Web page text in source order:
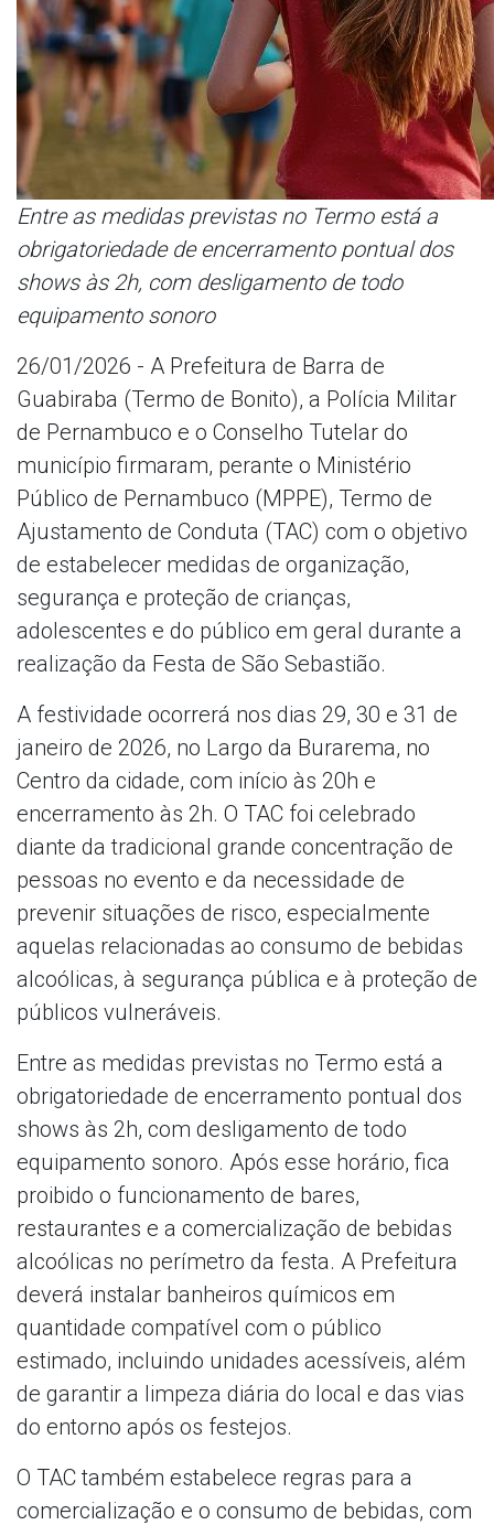
Entre as medidas previstas no Termo está a
obrigatoriedade de encerramento pontual dos
shows às 2h, com desligamento de todo
equipamento sonoro
26/01/2026 - A Prefeitura de Barra de
Guabiraba (Termo de Bonito), a Polícia Militar
de Pernambuco e o Conselho Tutelar do
município firmaram, perante o Ministério
Público de Pernambuco (MPPE), Termo de
Ajustamento de Conduta (TAC) com o objetivo
de estabelecer medidas de organização,
segurança e proteção de crianças,
adolescentes e do público em geral durante a
realização da Festa de São Sebastião.
A festividade ocorrerá nos dias 29, 30 e 31 de
janeiro de 2026, no Largo da Burarema, no
Centro da cidade, com início às 20h e
encerramento às 2h. O TAC foi celebrado
diante da tradicional grande concentração de
pessoas no evento e da necessidade de
prevenir situações de risco, especialmente
aquelas relacionadas ao consumo de bebidas
alcoólicas, à segurança pública e à proteção de
públicos vulneráveis.
Entre as medidas previstas no Termo está a
obrigatoriedade de encerramento pontual dos
shows às 2h, com desligamento de todo
equipamento sonoro. Após esse horário, fica
proibido o funcionamento de bares,
restaurantes e a comercialização de bebidas
alcoólicas no perímetro da festa. A Prefeitura
deverá instalar banheiros químicos em
quantidade compatível com o público
estimado, incluindo unidades acessíveis, além
de garantir a limpeza diária do local e das vias
do entorno após os festejos.
O TAC também estabelece regras para a
comercialização e o consumo de bebidas, com